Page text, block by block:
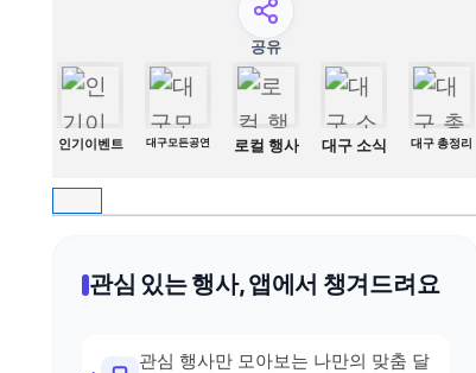
공유
인기이벤트 대구모든공연 로컬 행사 대구 소식 대구 총정리
관심 있는 행사, 앱에서 챙겨드려요
관심 행사만 모아보는 나만의 맞춤 달